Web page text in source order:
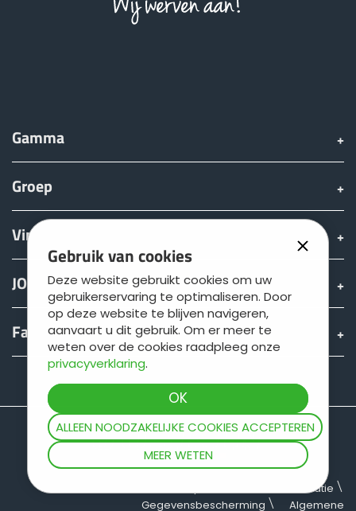
Gebruik van cookies
Deze website gebruikt cookies om uw
gebruikerservaring te optimaliseren. Door
op deze website te blijven navigeren,
aanvaart u dit gebruik. Om er meer te
weten over de cookies raadpleeg onze
privacyverklaring.
ALLEEN NOODZAKELIJKE COOKIES ACCEPTEREN
MEER WETEN
日本語
Türk
العربية
رسید ن
Gamma
Groep
Vinden & Kopen
JOSKIN wereld
Fan shop
Juridische informatie
Gegevensbescherming
Algemene